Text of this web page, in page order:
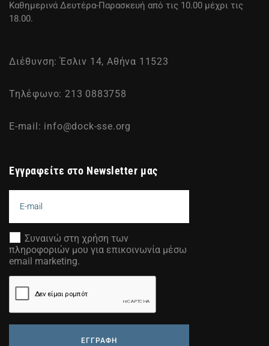
Καθημερινά Δευτέρα-Παρασκευή από τις 10.00 μέχρι τις
18.00.
Διέθυνση: Έσλιν 14, Αθήνα 11523
Τηλέφωνο: 213 0883758
E-mail: info@dock-sse.org
Εγγραφείτε στο Newsletter μας
Συναινώ στη χρήση των
πληροφοριών μου για επικοινωνία μέσω
email marketing.
ΕΓΓΡΑΦΗ